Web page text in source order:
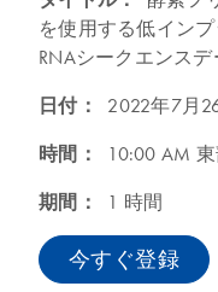
を使用する低イン
RNAシークエンス
日付：
2022年7月
時間：
10:00 AM
期間：
1 時間
今すぐ登録